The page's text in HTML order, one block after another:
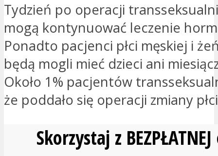
Tydzień po operacji
mogą kontynuować leczenie
Ponadto pacjenci płci męskiej i
będą mogli mieć dzieci ani
Około 1% pacjentów
że poddało się operacji zmiany
Skorzystaj z